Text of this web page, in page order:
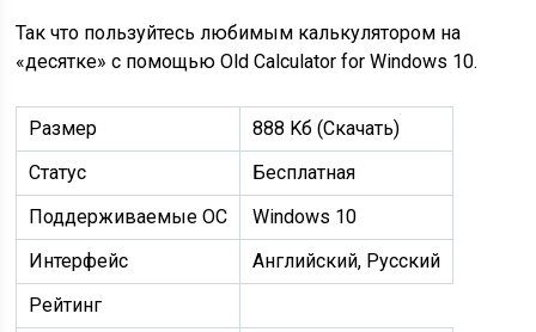
Так что пользуйтесь любимым калькулятором на
«десятке» с помощью Old Calculator for Windows 10.
Размер
888 Kб (Скачать)
Статус
Бесплатная
Поддерживаемые ОС
Windows 10
Интерфейс
Английский, Русский
Рейтинг